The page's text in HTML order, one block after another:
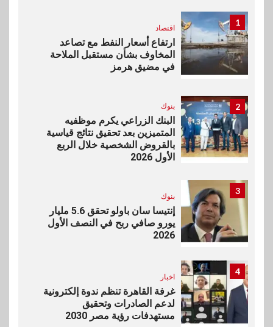
1
اقتصاد
ارتفاع أسعار النفط مع تصاعد
المخاوف بشأن مستقبل الملاحة
في مضيق هرمز
2 بنوك
البنك الزراعي يكرم موظفيه
المتميزين بعد تحقيق نتائج قياسية
بالقروض الشخصية خلال الربع
الأول 2026
3
بنوك
إنتيسا سان باولو تحقق 5.6 مليار
يورو صافي ربح في النصف الأول
2026
4
اخبار
غرفة القاهرة تنظم ندوة إلكترونية
لدعم الصادرات وتحقيق
مستهدفات رؤية مصر 2030